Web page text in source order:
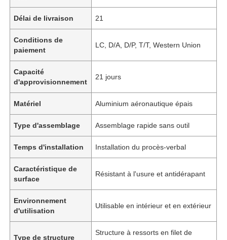
Délai de livraison 21
Conditions de
paiement
LC, D/A, D/P, T/T, Western Union
Capacité
d'approvisionnement
21 jours
Matériel Aluminium aéronautique épais
Type d'assemblage Assemblage rapide sans outil
Temps d'installation Installation du procès-verbal
Caractéristique de
surface
Résistant à l'usure et antidérapant
Environnement
d'utilisation
Utilisable en intérieur et en extérieur
Type de structure
Structure à ressorts en filet de